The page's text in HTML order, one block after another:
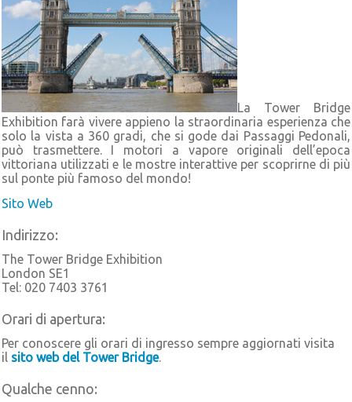
La Tower Bridge
Exhibition farà vivere appieno la straordinaria esperienza che
solo la vista a 360 gradi, che si gode dai Passaggi Pedonali,
può trasmettere. I motori a vapore originali dell’epoca
vittoriana utilizzati e le mostre interattive per scoprirne di più
sul ponte più famoso del mondo!
Sito Web
Indirizzo:
The Tower Bridge Exhibition
London SE1
Tel: 020 7403 3761
Orari di apertura:
Per conoscere gli orari di ingresso sempre aggiornati visita
il sito web del Tower Bridge.
Qualche cenno: